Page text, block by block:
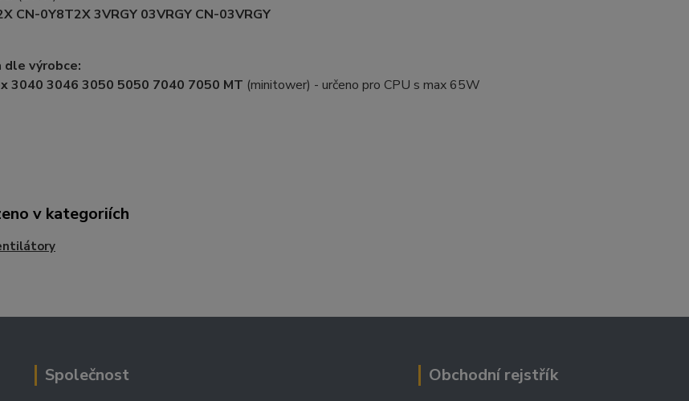
CN-0Y8T2X 3VRGY 03VRGY CN-03VRGY
výrobce:
3040 3046 3050 5050 7040 7050 MT (minitower) - určeno pro CPU s max 65W
v kategoriích
Společnost Obchodní rejstřík